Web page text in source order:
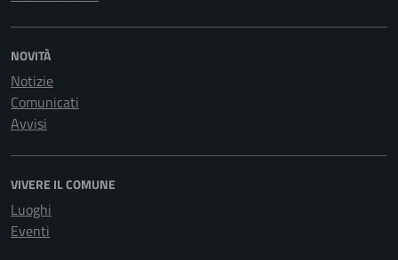
NOVITÀ
Notizie
Comunicati
Avvisi
VIVERE IL COMUNE
Luoghi
Eventi